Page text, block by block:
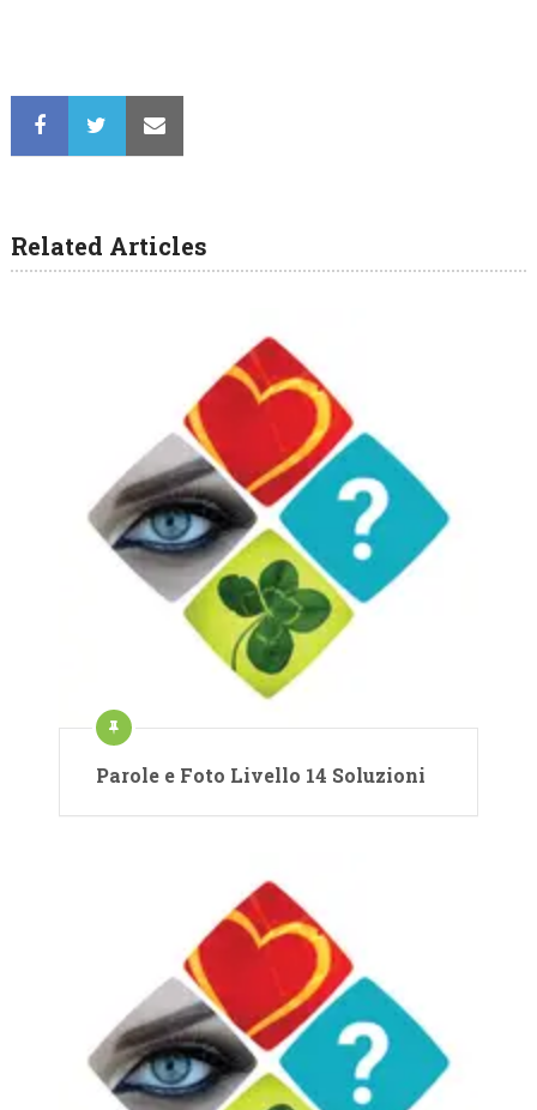
Related Articles
Parole e Foto Livello 14 Soluzioni